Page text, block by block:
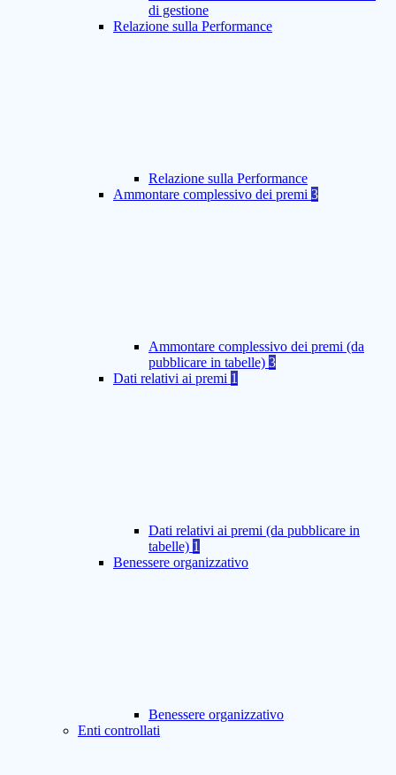
di gestione
Relazione sulla Performance
Relazione sulla Performance
Ammontare complessivo dei premi 3
Ammontare complessivo dei premi (da
pubblicare in tabelle) 3
Dati relativi ai premi 1
Dati relativi ai premi (da pubblicare in
tabelle) 1
Benessere organizzativo
Benessere organizzativo
Enti controllati